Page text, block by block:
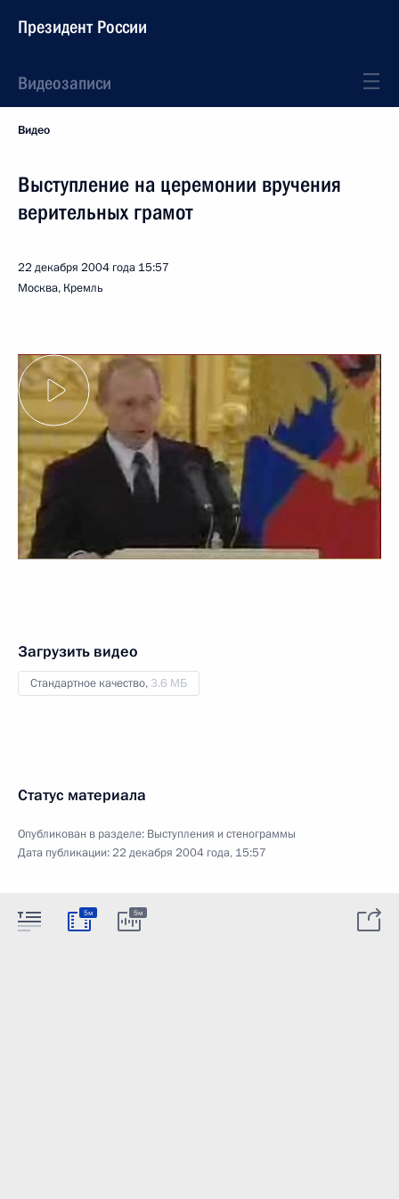
Президент России
Видеозаписи
Видео
Выступление на церемонии вручения
верительных грамот
22 декабря 2004 года 15:57
Москва, Кремль
Загрузить видео
Стандартное качество, 3.6 МБ
Статус материала
Опубликован в разделе: Выступления и стенограммы
Дата публикации:22 декабря 2004 года, 15:57
5м 5м